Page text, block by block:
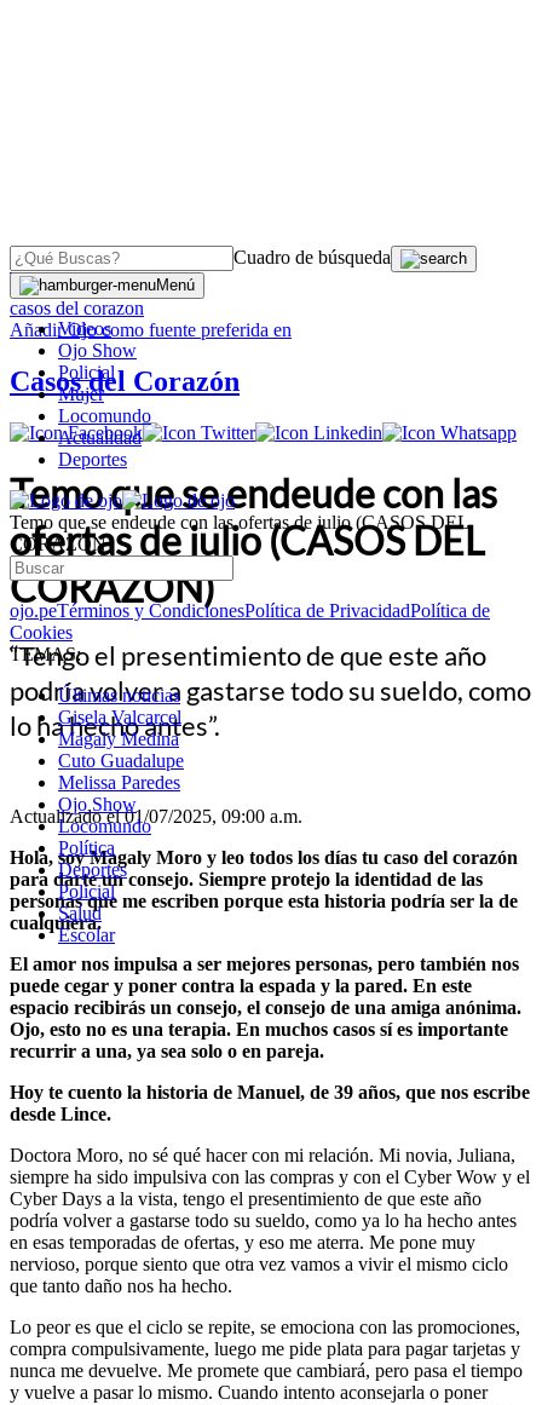
Cuadro de búsqueda
Menú
Videos
Ojo Show
Policial
Mujer
Locomundo
Actualidad
Deportes
Temo que se endeude con las ofertas de julio (CASOS DEL
CORAZÓN)
ojo.peTérminos y CondicionesPolítica de PrivacidadPolítica de
Cookies
TEMAS:
Últimas noticias
Gisela Valcarcel
Magaly Medina
Cuto Guadalupe
Melissa Paredes
Ojo Show
Locomundo
Política
Deportes
Policial
Salud
Escolar
OJO
casos del corazon
AñadirOjocomo fuente preferida en
Casos del Corazón
Temo que se endeude con las
ofertas de julio (CASOS DEL
CORAZÓN)
“Tengo el presentimiento de que este año
podría volver a gastarse todo su sueldo, como
lo ha hecho antes”.
Actualizado el 01/07/2025, 09:00 a.m.
Hola, soy Magaly Moro y leo todos los días tu caso del corazón
para darte un consejo. Siempre protejo la identidad de las
personas que me escriben porque esta historia podría ser la de
cualquiera.
El amor nos impulsa a ser mejores personas, pero también nos
puede cegar y poner contra la espada y la pared. En este
espacio recibirás un consejo, el consejo de una amiga anónima.
Ojo, esto no es una terapia. En muchos casos sí es importante
recurrir a una, ya sea solo o en pareja.
Hoy te cuento la historia de Manuel, de 39 años, que nos escribe
desde Lince.
Doctora Moro, no sé qué hacer con mi relación. Mi novia, Juliana,
siempre ha sido impulsiva con las compras y con el Cyber Wow y el
Cyber Days a la vista, tengo el presentimiento de que este año
podría volver a gastarse todo su sueldo, como ya lo ha hecho antes
en esas temporadas de ofertas, y eso me aterra. Me pone muy
nervioso, porque siento que otra vez vamos a vivir el mismo ciclo
que tanto daño nos ha hecho.
Lo peor es que el ciclo se repite, se emociona con las promociones,
compra compulsivamente, luego me pide plata para pagar tarjetas y
nunca me devuelve. Me promete que cambiará, pero pasa el tiempo
y vuelve a pasar lo mismo. Cuando intento aconsejarla o poner